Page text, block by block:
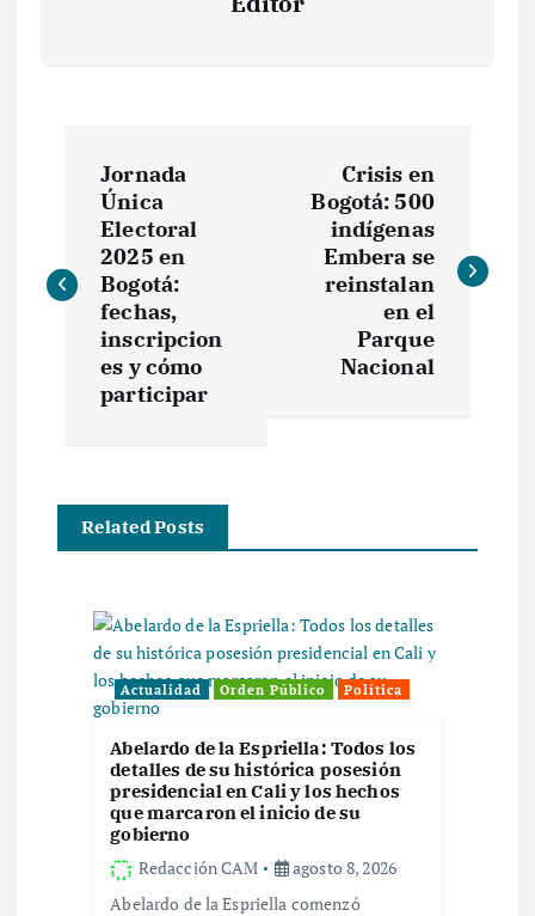
v
c
Jornada
Única
Electoral
2025 en
Bogotá:
fechas,
inscripcion
es y cómo
participar
Crisis en
Bogotá: 500
indígenas
Embera se
reinstalan
en el
Parque
Nacional
Related Posts
Actualidad Orden Público Política
Abelardo de la Espriella: Todos los
detalles de su histórica posesión
presidencial en Cali y los hechos
que marcaron el inicio de su
gobierno
Redacción CAM
agosto 8, 2026
Abelardo de la Espriella comenzó